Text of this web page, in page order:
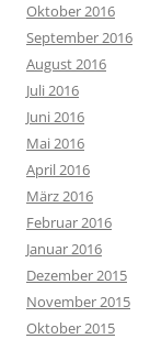
Oktober 2016
September 2016
August 2016
Juli 2016
Juni 2016
Mai 2016
April 2016
März 2016
Februar 2016
Januar 2016
Dezember 2015
November 2015
Oktober 2015